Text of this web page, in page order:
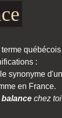
terme
:
synonyme d'un
en France.
balance chez